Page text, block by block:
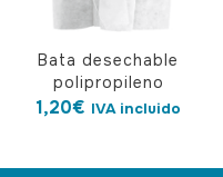
Bata desechable
polipropileno
1,20€ IVA incluido